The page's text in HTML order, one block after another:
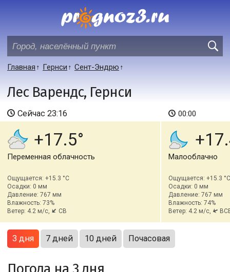
Главная Гернси Сент-Эндрю
Лес Варендс, Гернси
Сейчас 23:16
+17.5
Переменная облачность
Ощущается: +15.3 °C
Осадки: 0 мм
Давление: 767 мм
Влажность: 73%
Ветер: 4.2 м/с,
СВ
00:00
Малооблачно
Ощущается: +15.3 °C
Осадки: 0 мм
Давление: 767 мм
Влажность: 74%
Ветер: 4.2 м/с,
3 дня 7 дней 10 дней Почасовая